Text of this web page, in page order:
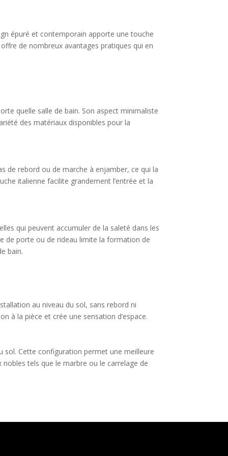
épuré et contemporain apporte une touche
de nombreux avantages pratiques qui en
quelle salle de bain. Son aspect minimaliste
des matériaux disponibles pour la
de rebord ou de marche à enjamber, ce qui la
italienne facilite grandement l’entrée et la
qui peuvent accumuler de la saleté dans les
de porte ou de rideau limite la formation de
bain.
au niveau du sol, sans rebord ni
à la pièce et crée une sensation d’espace.
sol. Cette configuration permet une meilleure
tels que le marbre ou le carrelage de